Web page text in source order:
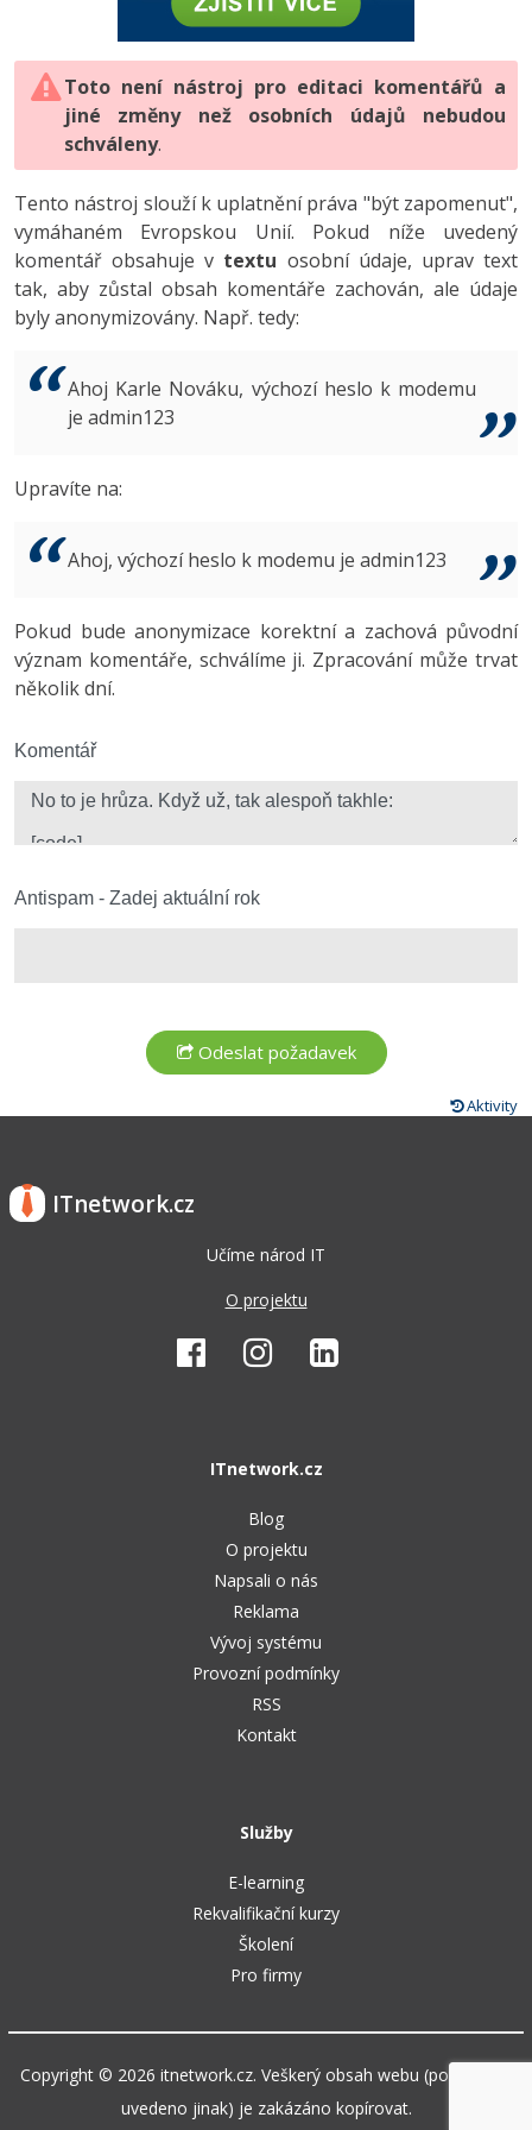
HTML5, CSS3, Bootstrap, SEO
SQL a databáze
Testování a verzování
UML a návrhové vzory
React
Spring
ASP.NET MVC
Best practices
PHP
JavaScript
Python
HTML / CSS
UML a návrhové vzory
MySQL/MariaDB
MS-SQL
Vývojář mobilních aplikací
C# Game developer
Tester
Systémový administrátor
3D grafik
Copywriter
WordPress specialista
-80%
JavaScript -80%
PHP -80%
Swift -80%
Kotlin -80%
VB.NET
Algoritmy -41%
Umělá inteligence (AI) -10%
Fórum
Digitální gramotnost
Marketing
WordPress
SEO
UX
Business
Copywriting
Windows
Kybernetická bezpečnost
Photoshop -80%
Adobe Illustrator -80%
Adobe Lightroom
Adobe XD
Adobe InDesign -25%
Adobe After Effects
Inkscape
Fórum
Toto není nástroj pro editaci komentářů a
jiné změny než osobních údajů nebudou
schváleny.
Tento nástroj slouží k uplatnění práva "být zapomenut",
vymáhaném Evropskou Unií. Pokud níže uvedený
komentář obsahuje v textu osobní údaje, uprav text
tak, aby zůstal obsah komentáře zachován, ale údaje
byly anonymizovány. Např. tedy:
Ahoj Karle Nováku, výchozí heslo k modemu
je admin123
Upravíte na:
Ahoj, výchozí heslo k modemu je admin123
Pokud bude anonymizace korektní a zachová původní
význam komentáře, schválíme ji. Zpracování může trvat
několik dní.
Komentář
Antispam - Zadej aktuální rok
Aktivity
ITnetwork.cz
Učíme národ IT
O projektu
ITnetwork.cz
Blog
O projektu
Napsali o nás
Reklama
Vývoj systému
Provozní podmínky
RSS
Kontakt
Služby
E-learning
Rekvalifikační kurzy
Školení
Pro firmy
Copyright © 2026 itnetwork.cz. Veškerý obsah webu (pokud není
uvedeno jinak) je zakázáno kopírovat.